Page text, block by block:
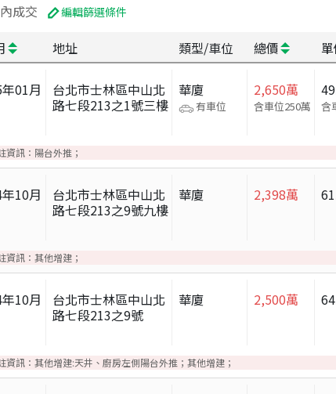
成交 編輯篩選條件
地址 類型/車位 總價
年01月
台北市士林區中山北
路七段213之1號三樓
華廈
有車位
2,650萬
含車位250萬 含
資訊： 陽台外推；
年10月
台北市士林區中山北
路七段213之9號九樓
華廈 2,398萬
資訊： 其他增建；
年10月
台北市士林區中山北
路七段213之9號
華廈 2,500萬
資訊： 其他增建:天井、廚房左側陽台外推；其他增建；